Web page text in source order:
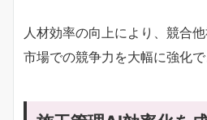
人材効率の向上により、競合
市場での競争力を大幅に強化で